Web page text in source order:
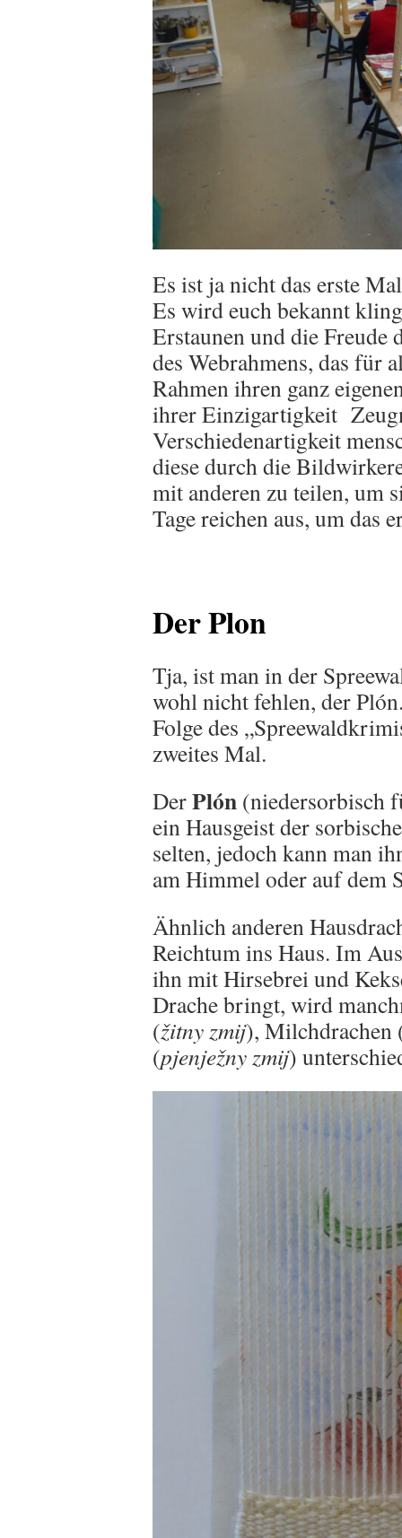
Es ist ja nicht das erste
Es wird euch bekannt
Erstaunen und die
des Webrahmens, das für
Rahmen ihren ganz
ihrer Einzigartigkeit
Verschiedenartigkeit
diese durch die
mit anderen zu teilen, um
Tage reichen aus, um das
Der Plon
Tja, ist man in der
wohl nicht fehlen, der
Folge des
zweites Mal.
DerPlón (niedersorbisch
ein Hausgeist der
selten, jedoch kann man
am Himmel oder auf dem
Ähnlich anderen
Reichtum ins Haus. Im
ihn mit Hirsebrei und
Drache bringt, wird
(žitny zmij), Milchdrachen
(pjenježny zmij)